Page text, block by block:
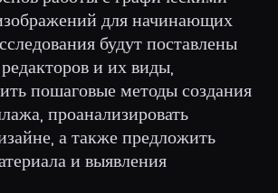
для начинающих
будут поставлены
и их виды,
пошаговые методы создания
проанализировать
а также предложить
и выявления